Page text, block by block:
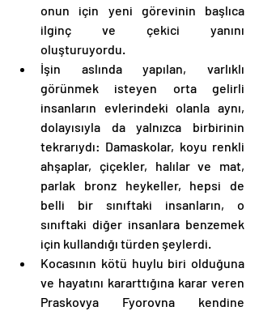
onun için yeni görevinin başlıca
ilginç ve çekici yanını
oluşturuyordu.
İşin aslında yapılan, varlıklı
görünmek isteyen orta gelirli
insanların evlerindeki olanla aynı,
dolayısıyla da yalnızca birbirinin
tekrarıydı: Damaskolar, koyu renkli
ahşaplar, çiçekler, halılar ve mat,
parlak bronz heykeller, hepsi de
belli bir sınıftaki insanların, o
sınıftaki diğer insanlara benzemek
için kullandığı türden şeylerdi.
Kocasının kötü huylu biri olduğuna
ve hayatını kararttığına karar veren
Praskovya Fyorovna kendine